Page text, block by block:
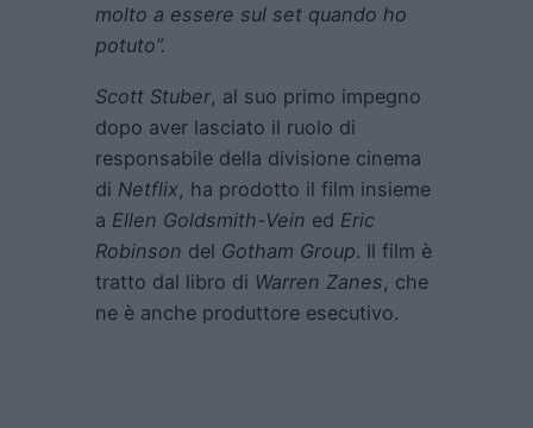
molto a essere sul set quando ho
potuto”.
Scott Stuber, al suo primo impegno
dopo aver lasciato il ruolo di
responsabile della divisione cinema
di Netflix, ha prodotto il film insieme
a Ellen Goldsmith-Vein ed Eric
Robinson del Gotham Group. Il film è
tratto dal libro di Warren Zanes, che
ne è anche produttore esecutivo.